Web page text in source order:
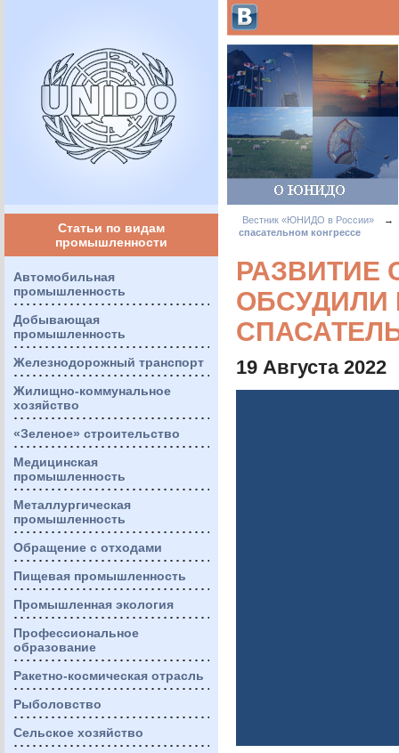
Статьи по видам
промышленности
Автомобильная
промышленность
Добывающая
промышленность
Железнодорожный транспорт
Жилищно-коммунальное
хозяйство
«Зеленое» строительство
Медицинская
промышленность
Металлургическая
промышленность
Обращение с отходами
Пищевая промышленность
Промышленная экология
Профессиональное
образование
Ракетно-космическая отрасль
Рыболовство
Сельское хозяйство
Вестник «ЮНИДО в России»
→
спасательном конгрессе
РАЗВИТИЕ
ОБСУДИЛИ
19 Августа 2022